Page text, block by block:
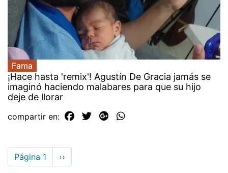
Fama
¡Hace hasta 'remix'! Agustín De Gracia jamás se
imaginó haciendo malabares para que su hijo
deje de llorar
compartir en:
Paginación
Página 1
Siguiente
página
››